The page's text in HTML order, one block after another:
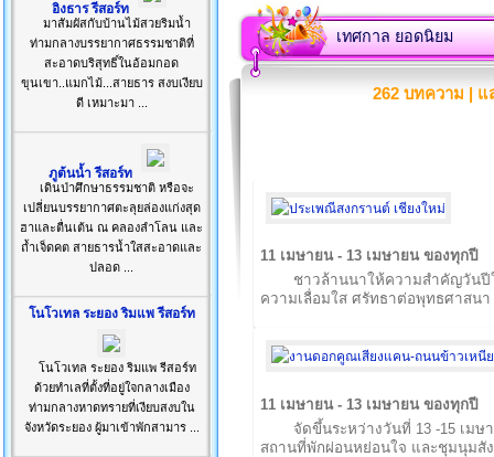
อิงธาร รีสอร์ท
มาสัมผัสกับบ้านไม้สวยริมน้ำ
ท่ามกลางบรรยากาศธรรมชาติที่
สะอาดบริสุทธิ์ในอ้อมกอด
ขุนเขา..แมกไม้...สายธาร สงบเงียบ
ดี เหมาะมา ...
ภูต้นน้ำ รีสอร์ท
เดินป่าศึกษาธรรมชาติ หรือจะ
เปลี่ยนบรรยากาศตะลุยล่องแก่งสุด
ฮาและตื่นเต้น ณ คลองลำโลน และ
ถ้ำเจ็ดคต สายธารน้ำใสสะอาดและ
ปลอด ...
โนโวเทล ระยอง ริมแพ รีสอร์ท
โนโวเทล ระยอง ริมแพ รีสอร์ท
ด้วยทำเลที่ตั้งที่อยู่ใจกลางเมือง
ท่ามกลางหาดทรายที่เงียบสงบใน
จังหวัดระยอง ผู้มาเข้าพักสามาร ...
เทศกาล ยอดนิยม
262 บทความ | แ
11 เมษายน - 13 เมษายน ของทุกปี
ชาวล้านนาให้ความสำคัญวันปี
ความเลื่อมใส ศรัทธาต่อพุทธศาส
11 เมษายน - 13 เมษายน ของทุกปี
จัดขึ้นระหว่างวันที่ 13 -15 เม
สถานที่พักผ่อนหย่อนใจ และชุมนุมสั